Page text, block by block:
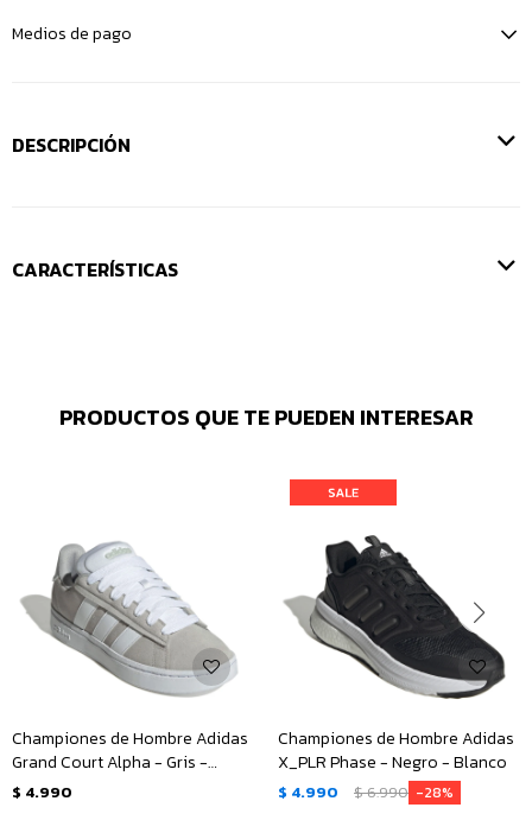
Medios de pago
DESCRIPCIÓN
CARACTERÍSTICAS
PRODUCTOS QUE TE PUEDEN INTERESAR
Championes de Hombre Adidas
Grand Court Alpha - Gris -
Blanco
$ 4.990
Championes de Hombre Adidas
X_PLR Phase - Negro - Blanco
$ 4.990 $6.990 28